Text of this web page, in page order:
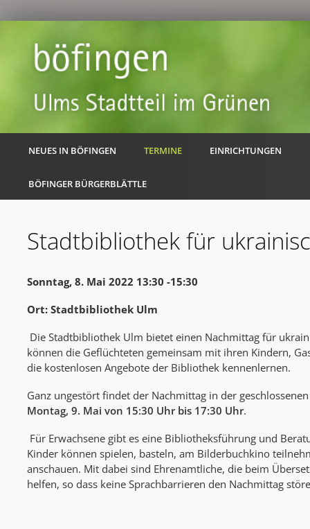
NEUES IN BÖFINGEN TERMINE EINRICHTUNGEN
BÖFINGER BÜRGERBLÄTTLE
Stadtbibliothek für
Sonntag, 8. Mai 2022 13:30 -15:30
Ort: Stadtbibliothek Ulm
Die Stadtbibliothek Ulm bietet einen Nachmittag für
können die Geflüchteten gemeinsam mit ihren Kindern,
die kostenlosen Angebote der Bibliothek kennenlernen.
Ganz ungestört findet der Nachmittag in der
Montag, 9. Mai von 15:30 Uhr bis 17:30 Uhr.
Für Erwachsene gibt es eine Bibliotheksführung und
Kinder können spielen, basteln, am Bilderbuchkino
anschauen. Mit dabei sind Ehrenamtliche, die beim
helfen, so dass keine Sprachbarrieren den Nachmittag